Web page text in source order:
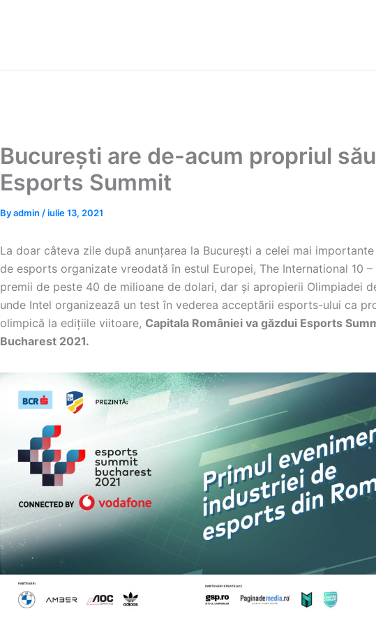
București are de-acum propriul său
Esports Summit
Byadmin /iulie 13, 2021
La doar câteva zile după anunțarea la București a celei mai
de esports organizate vreodată în estul Europei, The International 10
premii de peste 40 de milioane de dolari, dar și apropierii Olimpiadei
unde Intel organizează un test în vederea acceptării esports-ului ca
olimpică la edițiile viitoare, Capitala României va găzdui Esports
Bucharest 2021.